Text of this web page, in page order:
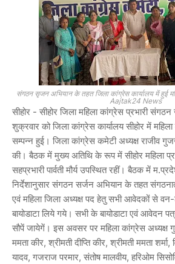
संगठन सृजन अभियान के तहत जिला कांग्रेस कार्यालय में हुई
Aajtak24 News
सीहोर - सीहोर जिला महिला कांग्रेस प्रभारी
शुक्रवार को जिला कांग्रेस कार्यालय सीहोर में
सम्पन्न हुई। जिला कांग्रेस कमेटी अध्यक्ष राजीव
की। बैठक में मुख्य अतिथि के रूप में सीहोर महिला
सहप्रभारी पार्वती मौर्य उपस्थित रहीं। बैठक में
निर्देशानुसार संगठन सर्जन अभियान के तहत
एवं महिला जिला अध्यक्ष पद हेतु सभी आवेदकों से
बायोडाटा लिये गये। सभी के बायोडाटा एवं आवेदन
सौपें जायेगें। इस अवसर पर महिला कांग्रेस अध्यक्ष
ममता कीर, श्रीमती दीप्ति कीर, श्रीमती ममता
यादव, गजराज परमार, संतोष मालवीय, हरिओम